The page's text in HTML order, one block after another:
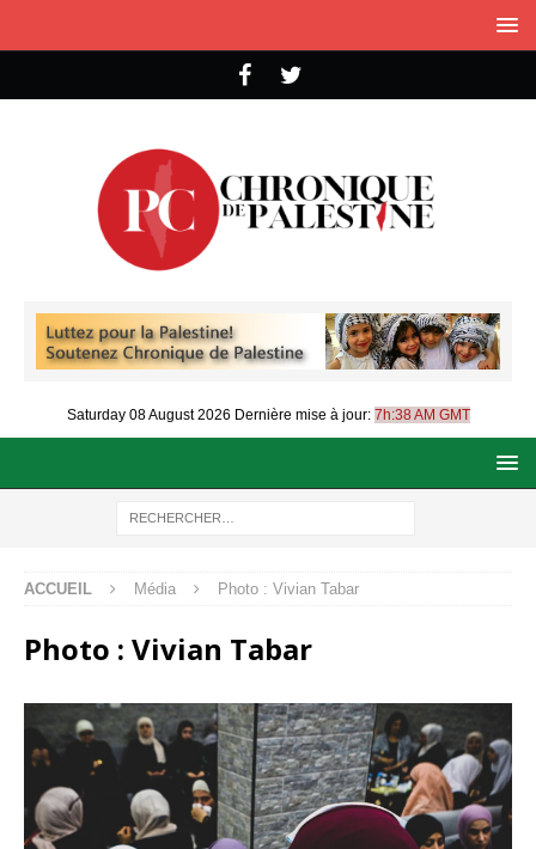
Saturday 08 August 2026 Dernière mise à jour: 7h:38 AM GMT
ACCUEIL Média Photo : Vivian Tabar
Photo : Vivian Tabar